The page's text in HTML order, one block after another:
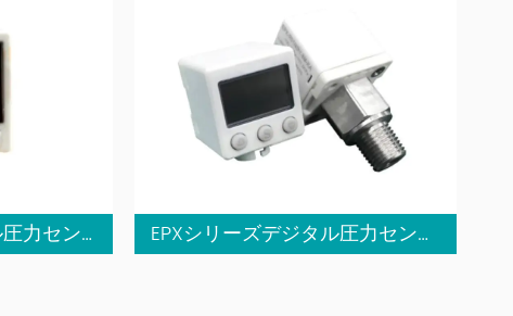
MPXシリーズデジタル圧力センサー EPXシリーズデジタル圧力センサー